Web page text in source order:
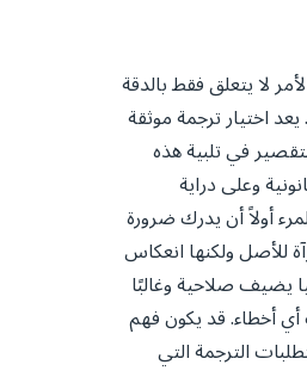
لا يتعلق فقط بالدقة
اختيار ترجمة موثقة
في تلبية هذه
وعلى دراية
أولاً أن يدرك ضرورة
للأصل ولكنها انعكاس
يضيف صلاحية وغالبًا
أخطاء. قد يكون فهم
الترجمة التي